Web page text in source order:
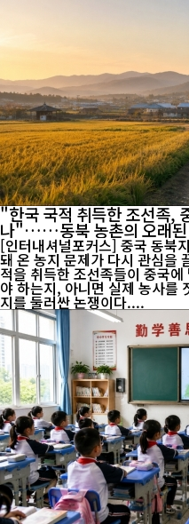
"한국 국적 취득한 조선족,
나"……동북 농촌의 오래된
[인터내셔널포커스] 중국 동북
돼 온 농지 문제가 다시 관심을
적을 취득한 조선족들이 중국
야 하는지, 아니면 실제 농사를
지를 둘러싼 논쟁이다....